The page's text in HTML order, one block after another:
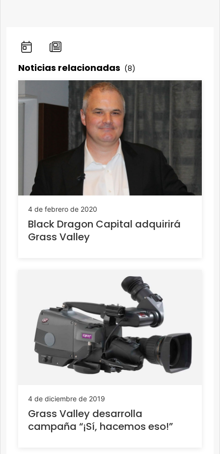
Noticias relacionadas (8)
4 de febrero de 2020
Black Dragon Capital adquirirá
Grass Valley
4 de diciembre de 2019
Grass Valley desarrolla
campaña “¡Sí, hacemos eso!”